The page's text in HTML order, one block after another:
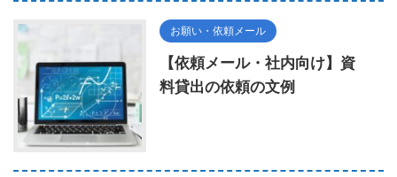
お願い・依頼メール
【依頼メール・社内向け】資
料貸出の依頼の文例